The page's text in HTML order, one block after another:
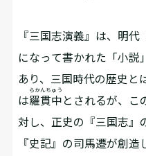
『三国志演義』は、明代
になって書かれた「小説
あり、三国時代の歴史と
は羅貫中
らかんちゅう
とされるが、こ
対し、正史の『三国志』
『史記』の司馬遷が創